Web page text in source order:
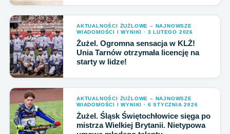
AKTUALNOŚCI ŻUŻLOWE – NAJNOWSZE
WIADOMOŚCI I WYNIKI · 3 LUTEGO 2026
Żużel. Ogromna sensacja w KLŻ!
Unia Tarnów otrzymała licencję na
starty w lidze!
AKTUALNOŚCI ŻUŻLOWE – NAJNOWSZE
WIADOMOŚCI I WYNIKI · 6 STYCZNIA 2026
Żużel. Śląsk Świętochłowice sięga po
mistrza Wielkiej Brytanii. Nietypowa